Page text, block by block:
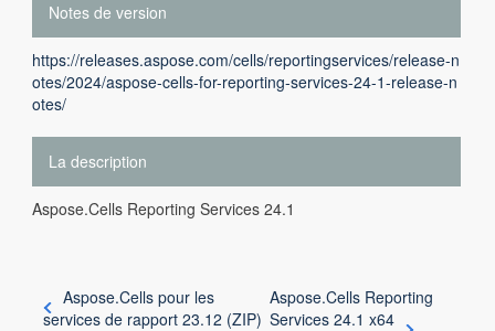
Notes de version
https://releases.aspose.com/cells/reportingservices/release-n
otes/2024/aspose-cells-for-reporting-services-24-1-release-n
otes/
La description
Aspose.Cells Reporting Services 24.1
Aspose.Cells pour les
services de rapport 23.12 (ZIP)
Aspose.Cells Reporting
Services 24.1 x64